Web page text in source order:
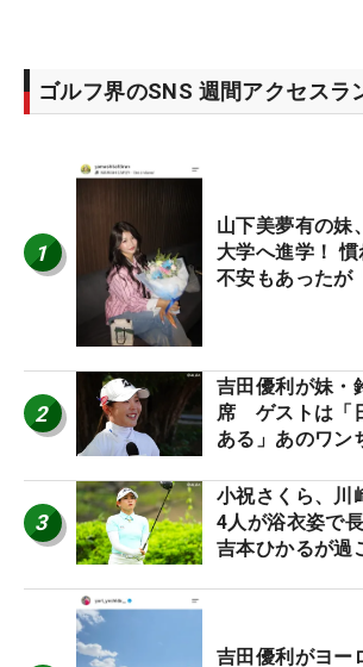
ゴルフ界のSNS 週間アクセスラ
1
山下美夢有の妹
大学へ進学！
不安もあったが
2
吉田優利が妹・
席 ゲストは「
ある」あのワン
3
小祝さくら、川
4人が浴衣姿で
吉本ひかるが過
吉田優利がヨー